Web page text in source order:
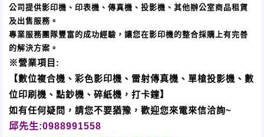
公司提供影印機 、印表機、傳真機、投影機、其他辦公室商品租賃
及出售服務。
專業服務團隊豐富的成功經驗，讓您在影印機的整合採購上有完善
的解決方案。
※營業項目:
【數位複合機、彩色影印機、雷射傳真機、單槍投影機、數
位印刷機、點鈔機、碎紙機，打卡鐘】
如有任何疑問，請您不要猶豫，歡迎您來電來信洽詢~
邱先生:0988991558